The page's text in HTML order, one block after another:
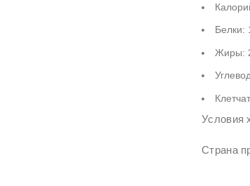
Белки:
Жиры:
Условия
Страна